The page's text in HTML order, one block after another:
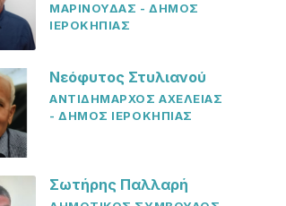
ΜΑΡΙΝΟΥΔΑΣ - ΔΗΜΟΣ
ΙΕΡΟΚΗΠΙΑΣ
Νεόφυτος Στυλιανού
ΑΝΤΙΔΗΜΑΡΧΟΣ ΑΧΕΛΕΙΑΣ
- ΔΗΜΟΣ ΙΕΡΟΚΗΠΙΑΣ
Σωτήρης Παλλαρή